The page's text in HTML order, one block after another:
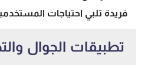
فريدة تلبي احتياجات
تطبيقات الجوال